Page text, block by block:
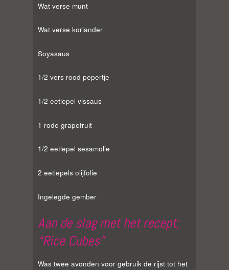
Wat verse munt
Wat verse koriander
Soyasaus
1/2 vers rood pepertje
1/2 eetlepel vissaus
1 rode grapefruit
1/2 eetlepel sesamolie
2 eetlepels olijfolie
Ingelegde gember
Aan de slag met het recept;
“Rice Cubes”
Was twee avonden voor gebruik de rijst tot het